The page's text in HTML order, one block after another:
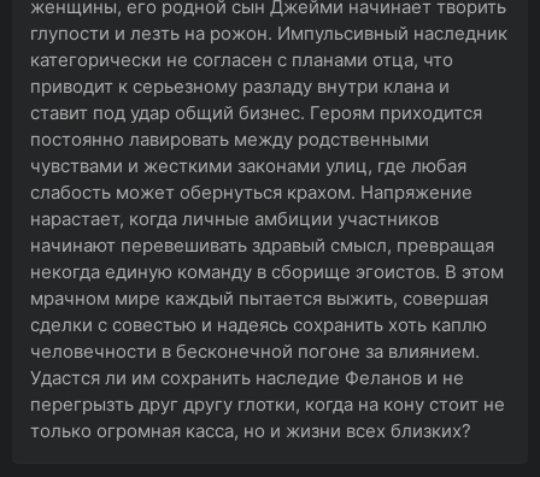
женщины, его родной сын Джейми начинает творить
глупости и лезть на рожон. Импульсивный наследник
категорически не согласен с планами отца, что
приводит к серьезному разладу внутри клана и
ставит под удар общий бизнес. Героям приходится
постоянно лавировать между родственными
чувствами и жесткими законами улиц, где любая
слабость может обернуться крахом. Напряжение
нарастает, когда личные амбиции участников
начинают перевешивать здравый смысл, превращая
некогда единую команду в сборище эгоистов. В этом
мрачном мире каждый пытается выжить, совершая
сделки с совестью и надеясь сохранить хоть каплю
человечности в бесконечной погоне за влиянием.
Удастся ли им сохранить наследие Феланов и не
перегрызть друг другу глотки, когда на кону стоит не
только огромная касса, но и жизни всех близких?